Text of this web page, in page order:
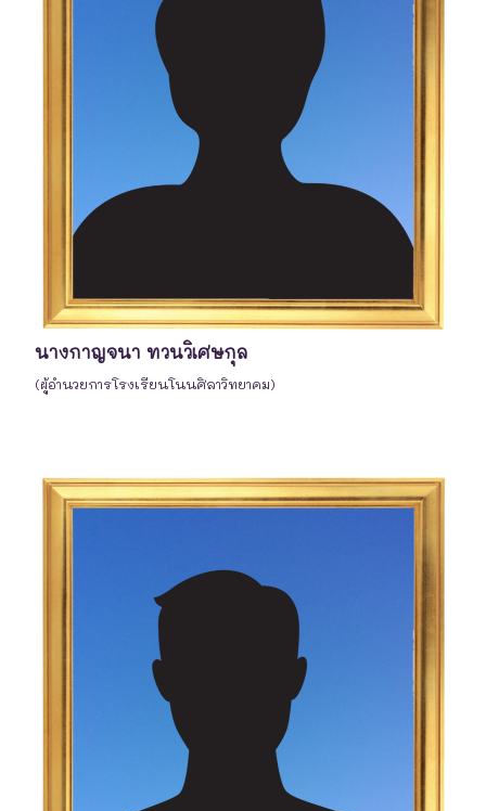
นางกาญจนา ทวนวิเศษกุล
(ผู้อำนวยการโรงเรียนโนนศิลาวิทยาคม)